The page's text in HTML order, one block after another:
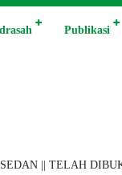
Publikasi
TELAH DIBUKA